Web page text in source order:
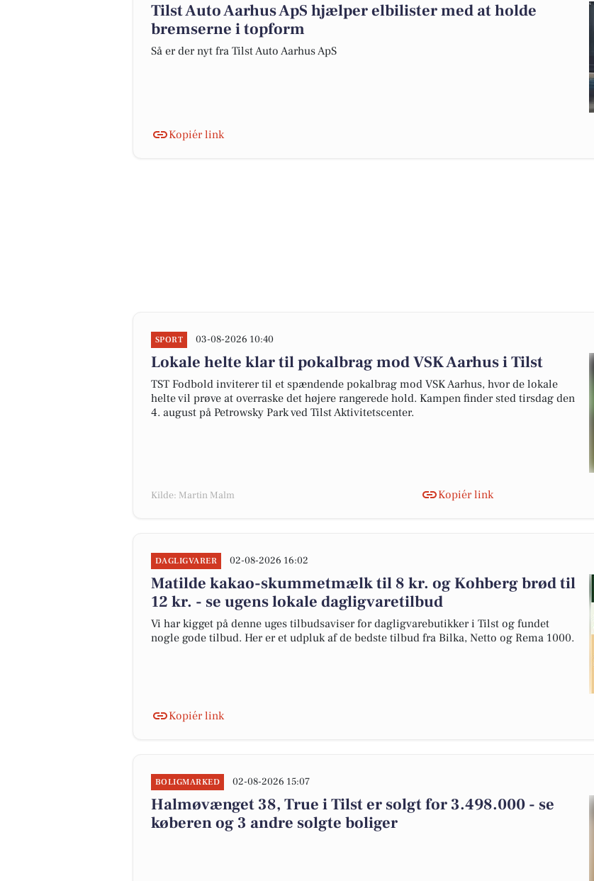
Tilst Auto Aarhus ApS hjælper elbilister med at holde
bremserne i topform
Så er der nyt fra Tilst Auto Aarhus ApS
Kopiér link
SPORT 03-08-2026 10:40
Lokale helte klar til pokalbrag mod VSK Aarhus i Tilst
TST Fodbold inviterer til et spændende pokalbrag mod VSK Aarhus, hvor de lokale
helte vil prøve at overraske det højere rangerede hold. Kampen finder sted tirsdag den
4. august på Petrowsky Park ved Tilst Aktivitetscenter.
Kilde: Martin Malm Kopiér link
DAGLIGVARER 02-08-2026 16:02
Matilde kakao-skummetmælk til 8 kr. og Kohberg brød til
12 kr. - se ugens lokale dagligvaretilbud
Vi har kigget på denne uges tilbudsaviser for dagligvarebutikker i Tilst og fundet
nogle gode tilbud. Her er et udpluk af de bedste tilbud fra Bilka, Netto og Rema 1000.
Kopiér link
BOLIGMARKED 02-08-2026 15:07
Halmøvænget 38, True i Tilst er solgt for 3.498.000 - se
køberen og 3 andre solgte boliger